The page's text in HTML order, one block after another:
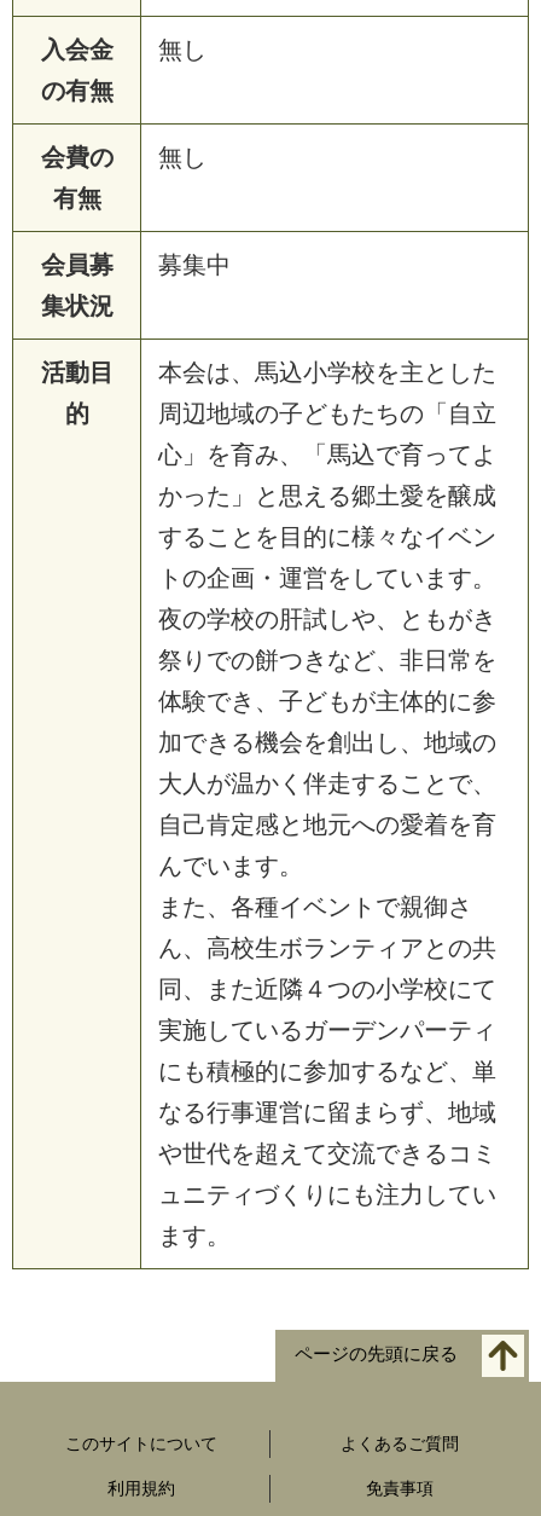
入会金
の有無
無し
会費の
有無
無し
会員募
集状況
募集中
活動目
的
本会は、馬込小学校を主とした
周辺地域の子どもたちの「自立
心」を育み、「馬込で育ってよ
かった」と思える郷土愛を醸成
することを目的に様々なイベン
トの企画・運営をしています。
夜の学校の肝試しや、ともがき
祭りでの餅つきなど、非日常を
体験でき、子どもが主体的に参
加できる機会を創出し、地域の
大人が温かく伴走することで、
自己肯定感と地元への愛着を育
んでいます。
また、各種イベントで親御さ
ん、高校生ボランティアとの共
同、また近隣４つの小学校にて
実施しているガーデンパーティ
にも積極的に参加するなど、単
なる行事運営に留まらず、地域
や世代を超えて交流できるコミ
ュニティづくりにも注力してい
ます。
ページの先頭に戻る
このサイトについて よくあるご質問
利用規約 免責事項